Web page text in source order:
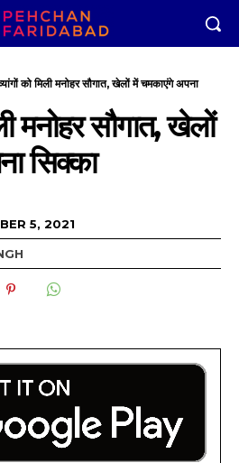
को मिली मनोहर सौगात, खेलों में चमकाएंगे अपना
मनोहर सौगात, खेलों
सिक्का
5, 2021